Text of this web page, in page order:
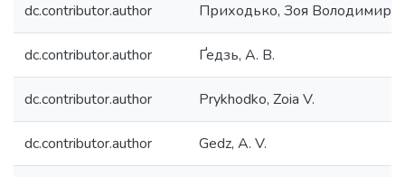
dc.contributor.author Приходько, Зоя
dc.contributor.author Ґедзь, А. В.
dc.contributor.author Prykhodko, Zoia V.
dc.contributor.author Gedz, A. V.